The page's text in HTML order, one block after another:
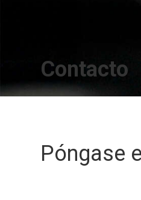
Contacto
Póngase